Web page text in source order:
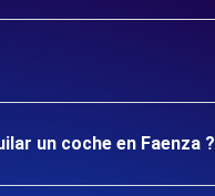
un coche en Faenza ?